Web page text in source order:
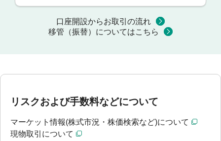
口座開設からお取引の流れ
移管（振替）についてはこちら
リスクおよび手数料などについて
マーケット情報(株式市況・株価検索など)について
現物取引について